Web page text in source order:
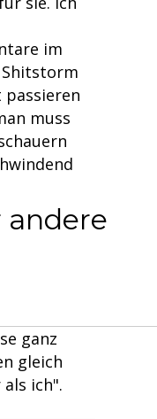
im
Shitstorm
passieren
muss
andere
ganz
gleich
ich".